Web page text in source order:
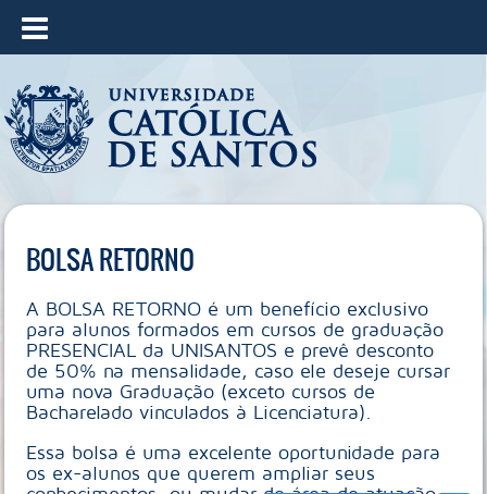
≡
BOLSA RETORNO
A BOLSA RETORNO é um benefício exclusivo
para alunos formados em cursos de graduação
PRESENCIAL da UNISANTOS e prevê desconto
de 50% na mensalidade, caso ele deseje cursar
uma nova Graduação (exceto cursos de
Bacharelado vinculados à Licenciatura).
Essa bolsa é uma excelente oportunidade para
os ex-alunos que querem ampliar seus